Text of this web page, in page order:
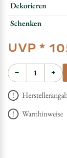
Dekorieren
Schenken
UVP *
− +
Warnhinweise